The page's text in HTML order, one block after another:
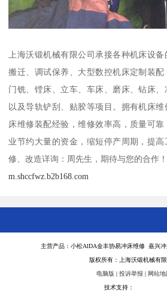
上海沃锻机械有限公司承接各种机床设
搬迁、调试保养、大型数控机床定制装
门铣、镗床、立车、车床、磨床、钻床
以及导轨铲刮、贴胶等项目。拥有机床
床维修装配经验，维修效率高，质量可
业节约大量的资金，缩短停产周期，提
修、改造详询：周先生，期待与您的合作！
m.shccfwz.b2b168.com
主营产品：小松AlDA金丰协易冲床维修 嘉兴
版权所有：上海沃锻机械有限
电脑版 | 投诉举报 | 网站地
技术支持：